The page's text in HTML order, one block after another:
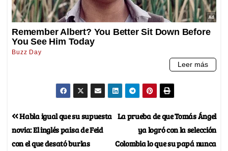
La prueba de que Tomás Ángel
ya logró con la selección
Colombia lo que su papá nunca
Habla igual que su supuesta
novia: El inglés paisa de Feid
con el que desató burlas